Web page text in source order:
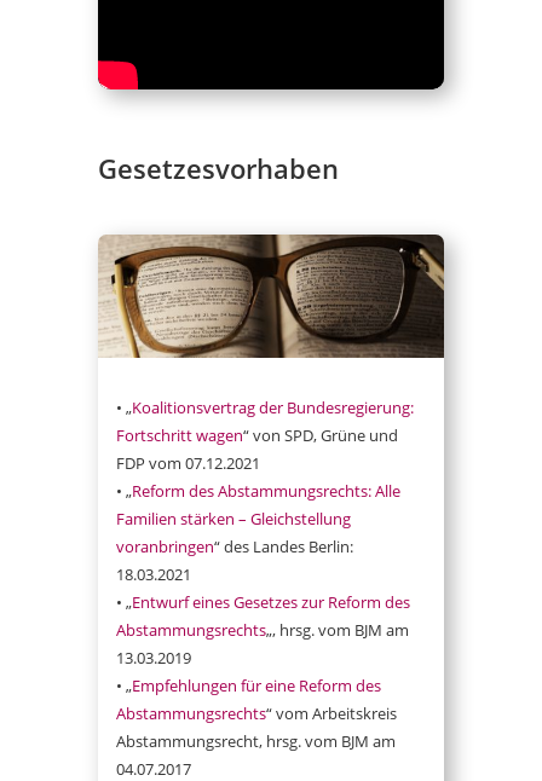
Gesetzesvorhaben
• „Koalitionsvertrag der Bundesregierung:
Fortschritt wagen“ von SPD, Grüne und
FDP vom 07.12.2021
• „Reform des Abstammungsrechts: Alle
Familien stärken – Gleichstellung
voranbringen“ des Landes Berlin:
18.03.2021
• „Entwurf eines Gesetzes zur Reform des
Abstammungsrechts„, hrsg. vom BJM am
13.03.2019
• „Empfehlungen für eine Reform des
Abstammungsrechts“ vom Arbeitskreis
Abstammungsrecht, hrsg. vom BJM am
04.07.2017